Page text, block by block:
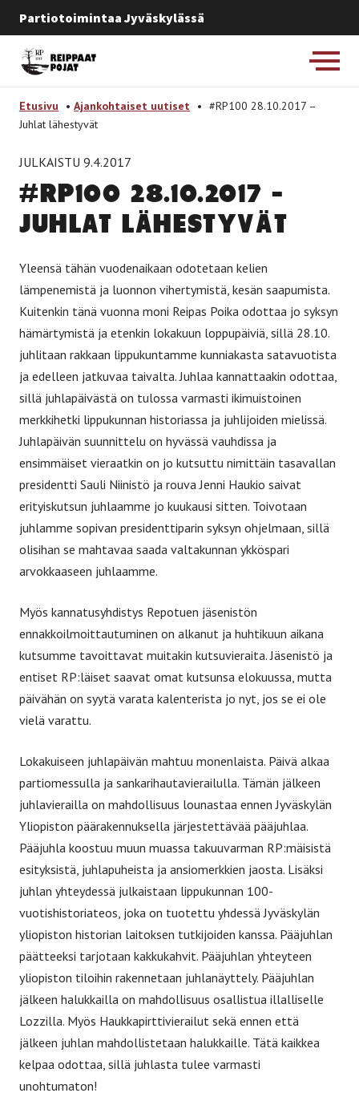
Partiotoimintaa Jyväskylässä
Etusivulle
-
Etusivu • Ajankohtaiset uutiset • #RP100 28.10.2017 –
Juhlat lähestyvät
JULKAISTU 9.4.2017
#RP100 28.10.2017 –
JUH­LAT LÄ­HES­TY­VÄT
Yleensä tähän vuodenaikaan odotetaan kelien
lämpenemistä ja luonnon vihertymistä, kesän saapumista.
Kuitenkin tänä vuonna moni Reipas Poika odottaa jo syksyn
hämärtymistä ja etenkin lokakuun loppupäiviä, sillä 28.10.
juhlitaan rakkaan lippukuntamme kunniakasta satavuotista
ja edelleen jatkuvaa taivalta. Juhlaa kannattaakin odottaa,
sillä juhlapäivästä on tulossa varmasti ikimuistoinen
merkkihetki lippukunnan historiassa ja juhlijoiden mielissä.
Juhlapäivän suunnittelu on hyvässä vauhdissa ja
ensimmäiset vieraatkin on jo kutsuttu nimittäin tasavallan
presidentti Sauli Niinistö ja rouva Jenni Haukio saivat
erityiskutsun juhlaamme jo kuukausi sitten. Toivotaan
juhlamme sopivan presidenttiparin syksyn ohjelmaan, sillä
olisihan se mahtavaa saada valtakunnan ykköspari
arvokkaaseen juhlaamme.
Myös kannatusyhdistys Repotuen jäsenistön
ennakkoilmoittautuminen on alkanut ja huhtikuun aikana
kutsumme tavoittavat muitakin kutsuvieraita. Jäsenistö ja
entiset RP:läiset saavat omat kutsunsa elokuussa, mutta
päivähän on syytä varata kalenterista jo nyt, jos se ei ole
vielä varattu.
Lokakuiseen juhlapäivän mahtuu monenlaista. Päivä alkaa
partiomessulla ja sankarihautavierailulla. Tämän jälkeen
juhlavierailla on mahdollisuus lounastaa ennen Jyväskylän
Yliopiston päärakennuksella järjestettävää pääjuhlaa.
Pääjuhla koostuu muun muassa takuuvarman RP:mäisistä
esityksistä, juhlapuheista ja ansiomerkkien jaosta. Lisäksi
juhlan yhteydessä julkaistaan lippukunnan 100-
vuotishistoriateos, joka on tuotettu yhdessä Jyväskylän
yliopiston historian laitoksen tutkijoiden kanssa. Pääjuhlan
päätteeksi tarjotaan kakkukahvit. Pääjuhlan yhteyteen
yliopiston tiloihin rakennetaan juhlanäyttely. Pääjuhlan
jälkeen halukkailla on mahdollisuus osallistua illalliselle
Lozzilla. Myös Haukkapirttivierailut sekä ennen että
jälkeen juhlan mahdollistetaan halukkaille. Tätä kaikkea
kelpaa odottaa, sillä juhlasta tulee varmasti
unohtumaton!